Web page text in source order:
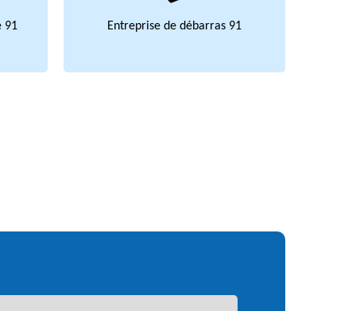
91 Entreprise de débarras 91